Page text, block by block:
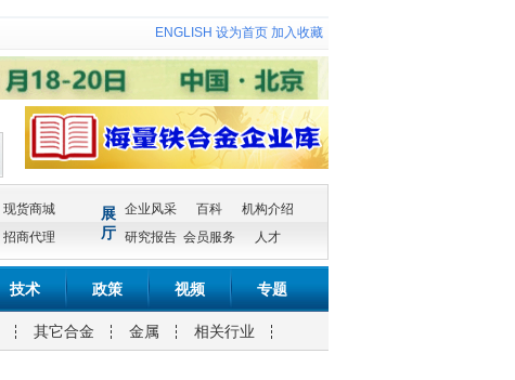
ENGLISH 设为首页 加入收藏
现货商城
招商代理
展
厅
企业风采 百科
机构介绍
研究报告 会员服务 人才
技术 政策 视频 专题
其它合金 金属 相关行业